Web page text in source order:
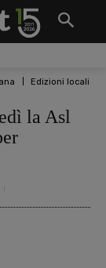
Edizioni locali
la Asl